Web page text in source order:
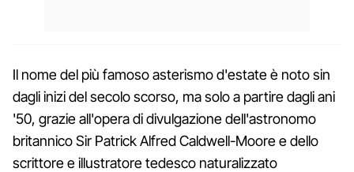
Il nome del più famoso asterismo d'estate è noto sin
dagli inizi del secolo scorso, ma solo a partire dagli ani
'50, grazie all'opera di divulgazione dell'astronomo
britannico Sir Patrick Alfred Caldwell-Moore e dello
scrittore e illustratore tedesco naturalizzato